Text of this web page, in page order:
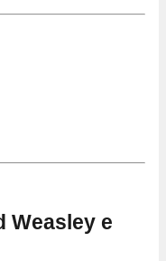
Weasley e